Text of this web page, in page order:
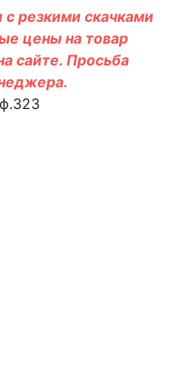
резкими скачками
цены на товар
сайте. Просьба